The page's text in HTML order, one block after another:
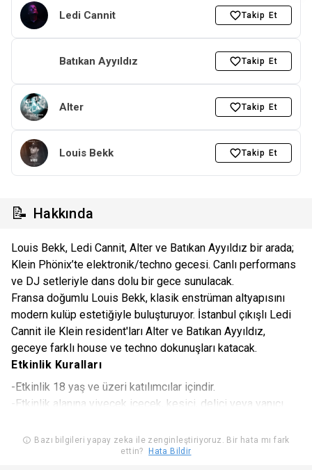
Ledi Cannit Takip Et
Batıkan Ayyıldız Takip Et
Alter Takip Et
Louis Bekk Takip Et
📝 Hakkında
Louis Bekk, Ledi Cannit, Alter ve Batıkan Ayyıldız bir arada;
Klein Phönix’te elektronik/techno gecesi. Canlı performans
ve DJ setleriyle dans dolu bir gece sunulacak.
Fransa doğumlu Louis Bekk, klasik enstrüman altyapısını
modern kulüp estetiğiyle buluşturuyor. İstanbul çıkışlı Ledi
Cannit ile Klein resident'ları Alter ve Batıkan Ayyıldız,
geceye farklı house ve techno dokunuşları katacak.
Etkinlik Kuralları
-Etkinlik 18 yaş ve üzeri katılımcılar içindir.
-Etkinlik alanına yiyecek içecek, kesici, delici veya yanıcı
-Etkinlik katılımcıları etkinlik alanı içerisinde fotoğraf &
video çekiminin yapılacağını kabul eder.
Bazı bilgileri yapay zeka ile zenginleştiriyoruz. Bir hata mı fark
ettin?
Hata Bildir